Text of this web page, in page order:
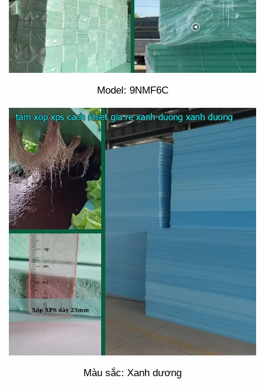
Model: 9NMF6C
Màu sắc: Xanh dương